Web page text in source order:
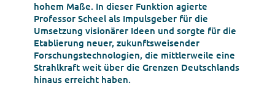
hohem Maße. In dieser Funktion agierte
Professor Scheel als Impulsgeber für die
Umsetzung visionärer Ideen und sorgte für die
Etablierung neuer, zukunftsweisender
Forschungstechnologien, die mittlerweile eine
Strahlkraft weit über die Grenzen Deutschlands
hinaus erreicht haben.